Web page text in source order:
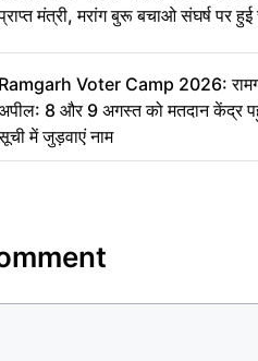
मंत्री, मरांग बुरू बचाओ संघर्ष पर हुई
Ramgarh Voter Camp 2026:
8 और 9 अगस्त को मतदान केंद्र
में जुड़वाएं नाम